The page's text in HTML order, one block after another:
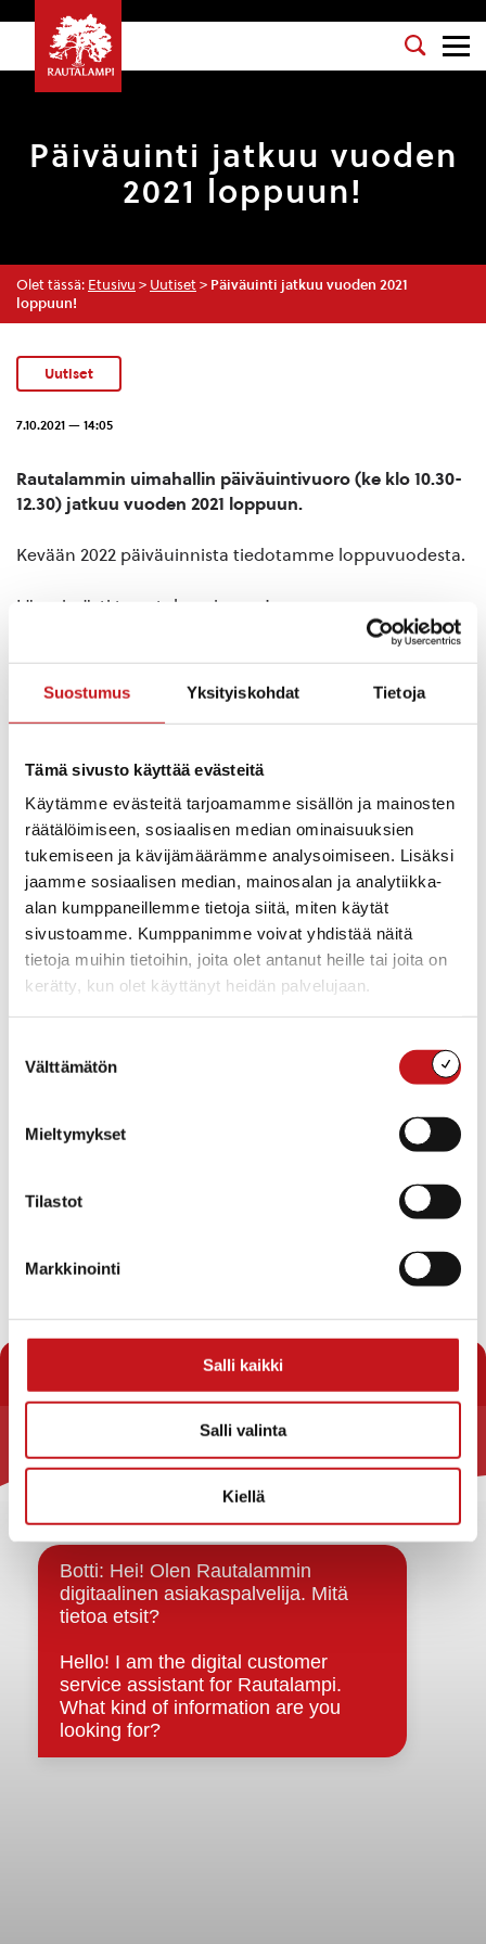
Suostumus Yksityiskohdat Tietoja
Tämä sivusto käyttää evästeitä
Käytämme evästeitä tarjoamamme sisällön ja mainosten
räätälöimiseen, sosiaalisen median ominaisuuksien
tukemiseen ja kävijämäärämme analysoimiseen. Lisäksi
jaamme sosiaalisen median, mainosalan ja analytiikka-
alan kumppaneillemme tietoja siitä, miten käytät
sivustoamme. Kumppanimme voivat yhdistää näitä
tietoja muihin tietoihin, joita olet antanut heille tai joita on
kerätty, kun olet käyttänyt heidän palvelujaan.
valinta
Välttämätön
Mieltymykset
Tilastot
Markkinointi
Salli kaikki
Salli valinta
Kiellä
Päiväuinti jatkuu vuoden
2021 loppuun!
Olet tässä: Etusivu > Uutiset > Päiväuinti jatkuu vuoden 2021
loppuun!
Uutiset
7.10.2021 — 14:05
Rautalammin uimahallin päiväuintivuoro (ke klo 10.30-
12.30) jatkuu vuoden 2021 loppuun.
Kevään 2022 päiväuinnista tiedotamme loppuvuodesta.
Lämpimästi tervetuloa uimaan!
« Uutishuone
Rautalammin kunta
Strategiat, ohjelmat, ohjeet, suunnitelmat, säännöt ja
sopimukset
Asiakirjajulkisuuskuvaus
Evästeet
Saavutettavuusseloste
Tietosuoja
Tietosuojaselosteet